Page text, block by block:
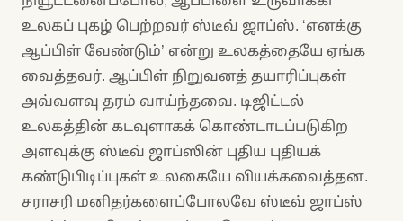
உலகப் புகழ் பெற்றவர் ஸ்டீவ் ஜாப்ஸ். ‘எனக்கு
ஆப்பிள் வேண்டும்’ என்று உலகத்தையே ஏங்க
வைத்தவர். ஆப்பிள் நிறுவனத் தயாரிப்புகள்
அவ்வளவு தரம் வாய்ந்தவை. டிஜிட்டல்
உலகத்தின் கடவுளாகக் கொண்டாடப்படுகிற
அளவுக்கு ஸ்டீவ் ஜாப்ஸின் புதிய புதியக்
கண்டுபிடிப்புகள் உலகையே வியக்கவைத்தன.
சராசரி மனிதர்களைப்போலவே ஸ்டீவ் ஜாப்ஸ்